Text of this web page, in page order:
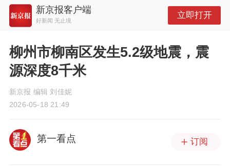
新京报客户端
好新闻 无止境
立即打开
柳州市柳南区发生5.2级地震，震
源深度8千米
新京报 编辑 刘佳妮
2026-05-18 21:49
第一看点 订阅